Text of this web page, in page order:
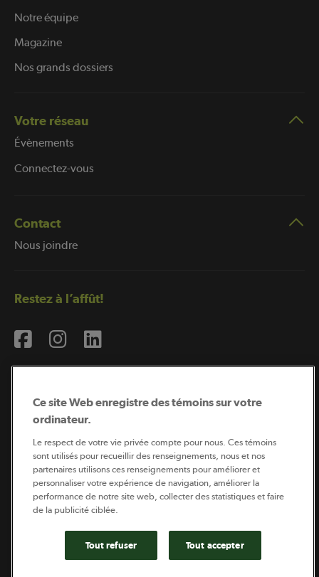
Notre équipe
Magazine
Nos grands dossiers
Votre réseau
Évènements
Connectez-vous
Contact
Nous joindre
Restez à l’affût!
Coopérateur est publié par Sollio Groupe Coopératif.
Il est l’outil d’information de la coopération agricole
Ce site Web enregistre des témoins sur votre
ordinateur.
Le respect de votre vie privée compte pour nous. Ces témoins
sont utilisés pour recueillir des renseignements, nous et nos
partenaires utilisons ces renseignements pour améliorer et
personnaliser votre expérience de navigation, améliorer la
performance de notre site web, collecter des statistiques et faire
de la publicité ciblée.
Tout refuser Tout accepter